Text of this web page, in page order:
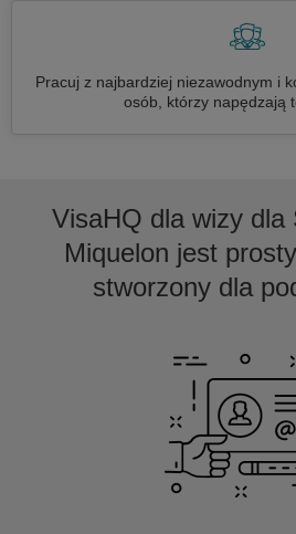
Pracuj z najbardziej niezawodnym i
osób, którzy napędzają
VisaHQ dla wizy dla
Miquelon jest
stworzony dla